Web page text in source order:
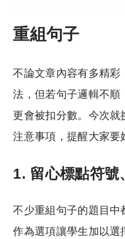
重組句子
不論文章內容有多精彩
法，但若句子邏輯不順
更會被扣分數。今次就
注意事項，提醒大家要
1. 留心標點符號
不少重組句子的題目中
作為選項讓學生加以選